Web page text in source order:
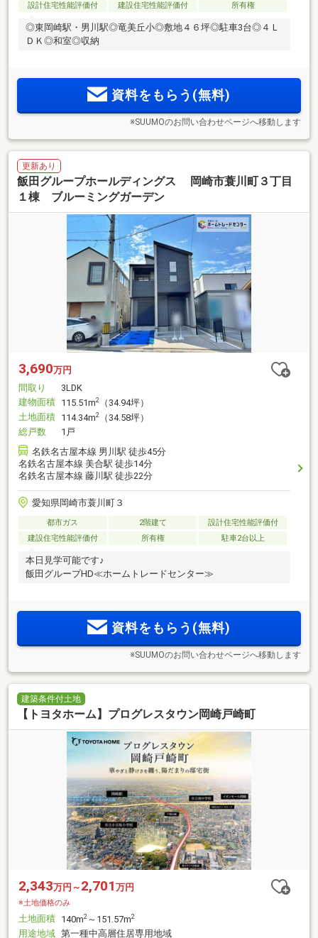
設計住宅性能評価付
建設住宅性能評価付 所有権
◎東岡崎駅・男川駅◎竜美丘小◎敷地４６坪◎駐車3台◎４Ｌ
ＤＫ◎和室◎収納
資料をもらう(無料)
※SUUMOのお問い合わせページへ移動します
更新あり
飯田グループホールディングス 岡崎市蓑川町３丁目
１棟 ブルーミングガーデン
3,690万円
間取り
3LDK
建物面積 115.51m2
（34.94坪）
土地面積 114.34m2
（34.58坪）
総戸数
1戸
名鉄名古屋本線 男川駅 徒歩45分
名鉄名古屋本線 美合駅 徒歩14分
名鉄名古屋本線 藤川駅 徒歩22分
愛知県岡崎市蓑川町３
都市ガス 2階建て
設計住宅性能評価付
建設住宅性能評価付
所有権 駐車2台以上
本日見学可能です♪
飯田グループHD≪ホームトレードセンター≫
資料をもらう(無料)
※SUUMOのお問い合わせページへ移動します
建築条件付土地
【トヨタホーム】プログレスタウン岡崎戸崎町
2,343万円～ 2,701 万円
※土地価格のみ
土地面積 140m2 ～151.57m2
用途地域 第一種中高層住居専用地域